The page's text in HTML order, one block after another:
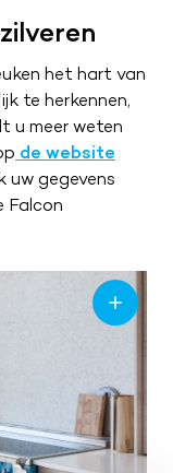
het hart van
te herkennen,
u meer weten
de website
uw gegevens
Falcon